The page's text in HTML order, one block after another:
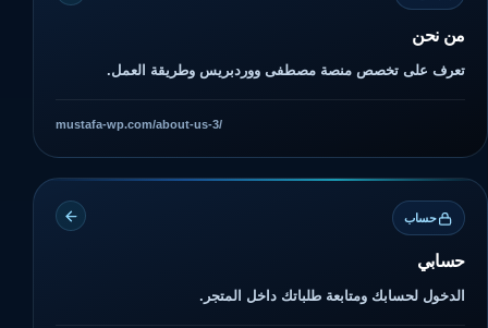
من نحن
تعرف على تخصص منصة مصطفى ووردبريس وطريقة العمل.
mustafa-wp.com/about-us-3/
حساب
حسابي
الدخول لحسابك ومتابعة طلباتك داخل المتجر.